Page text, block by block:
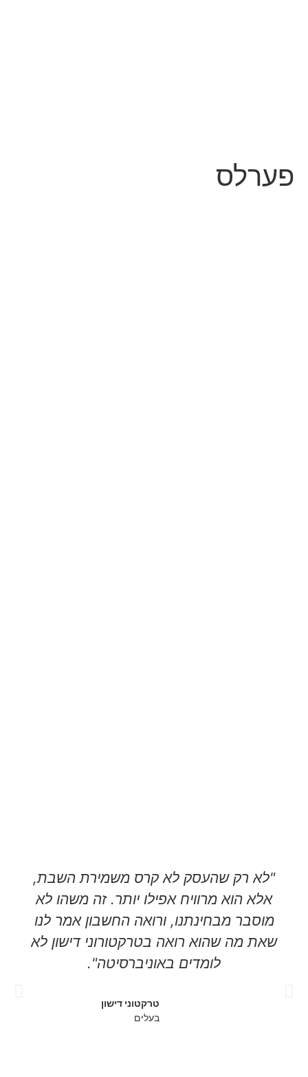
פערלס
"לא רק שהעסק לא קרס משמירת השבת,
אלא הוא מרוויח אפילו יותר. זה משהו לא
מוסבר מבחינתנו, ורואה החשבון אמר לנו
שאת מה שהוא רואה בטרקטורוני דישון לא
לומדים באוניברסיטה".
טרקטוני דישון
בעלים